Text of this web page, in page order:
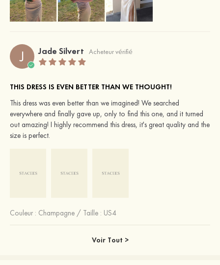
J Jade Silvert Acheteur vérifié
THIS DRESS IS EVEN BETTER THAN WE THOUGHT!
This dress was even better than we imagined! We searched
everywhere and finally gave up, only to find this one, and it turned
out amazing! I highly recommend this dress, it's great quality and the
size is perfect.
Couleur : Champagne / Taille : US4
Voir Tout >